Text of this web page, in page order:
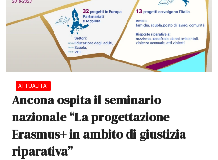
ATTUALITA'
Ancona ospita il seminario
nazionale “La progettazione
Erasmus+ in ambito di giustizia
riparativa”